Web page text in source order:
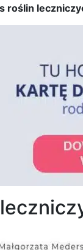
roślin